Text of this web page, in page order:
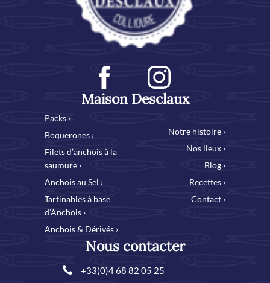
Maison Desclaux
Packs ›
Boquerones ›
Filets d’anchois à la
saumure ›
Anchois au Sel ›
Tartinables à base
d’Anchois ›
Anchois & Dérivés ›
Notre histoire ›
Nos lieux ›
Blog ›
Recettes ›
Contact ›
Nous contacter
+33(0)4 68 82 05 25